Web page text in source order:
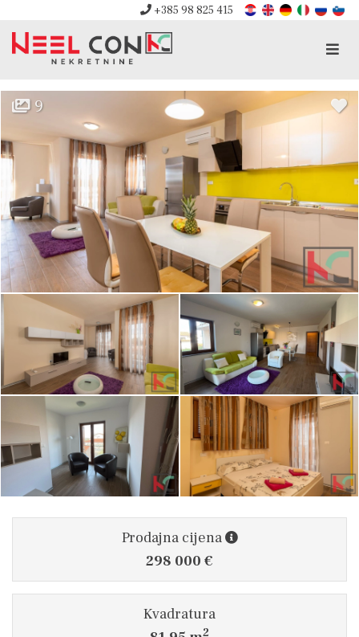
+385 98 825 415
9
Prodajna cijena
298 000 €
Kvadratura
2